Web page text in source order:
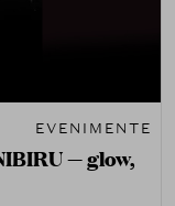
EVENIMENTE
— glow,